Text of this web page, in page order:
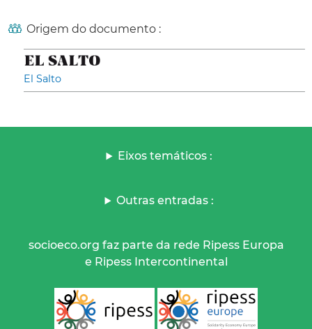
Origem do documento :
El Salto
Eixos temáticos :
Outras entradas :
socioeco.org faz parte da rede Ripess Europa
e Ripess Intercontinental